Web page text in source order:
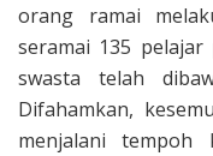
orang ramai
seramai 135
swasta telah
Difahamkan,
menjalani tempoh